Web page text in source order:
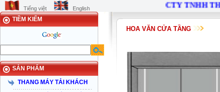
Tiếng việt English CTY TNHH
TIỀM KIẾM
SẢN PHẨM
THANG MÁY TẢI KHÁCH
HOA VĂN CỬA TẦNG